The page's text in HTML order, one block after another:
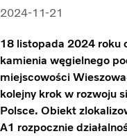
2024-11-21
18 listopada 2024 roku
kamienia węgielnego
miejscowości
kolejny krok w rozwoju
Polsce. Obiekt
A1 rozpocznie